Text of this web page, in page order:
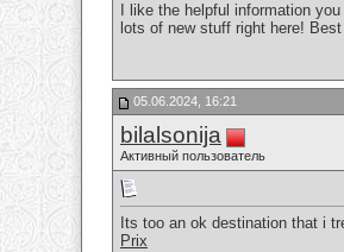
I like the helpful information
lots of new stuff right here!
05.06.2024, 16:21
bilalsonija
Активный пользователь
Its too an ok destination that i
Prix